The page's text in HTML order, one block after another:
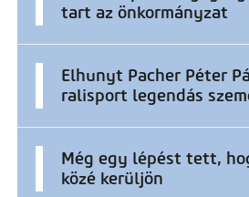
tart az önkormányzat
Elhunyt Pacher Péter
ralisport legendás
Még egy lépést tett,
közé kerüljön